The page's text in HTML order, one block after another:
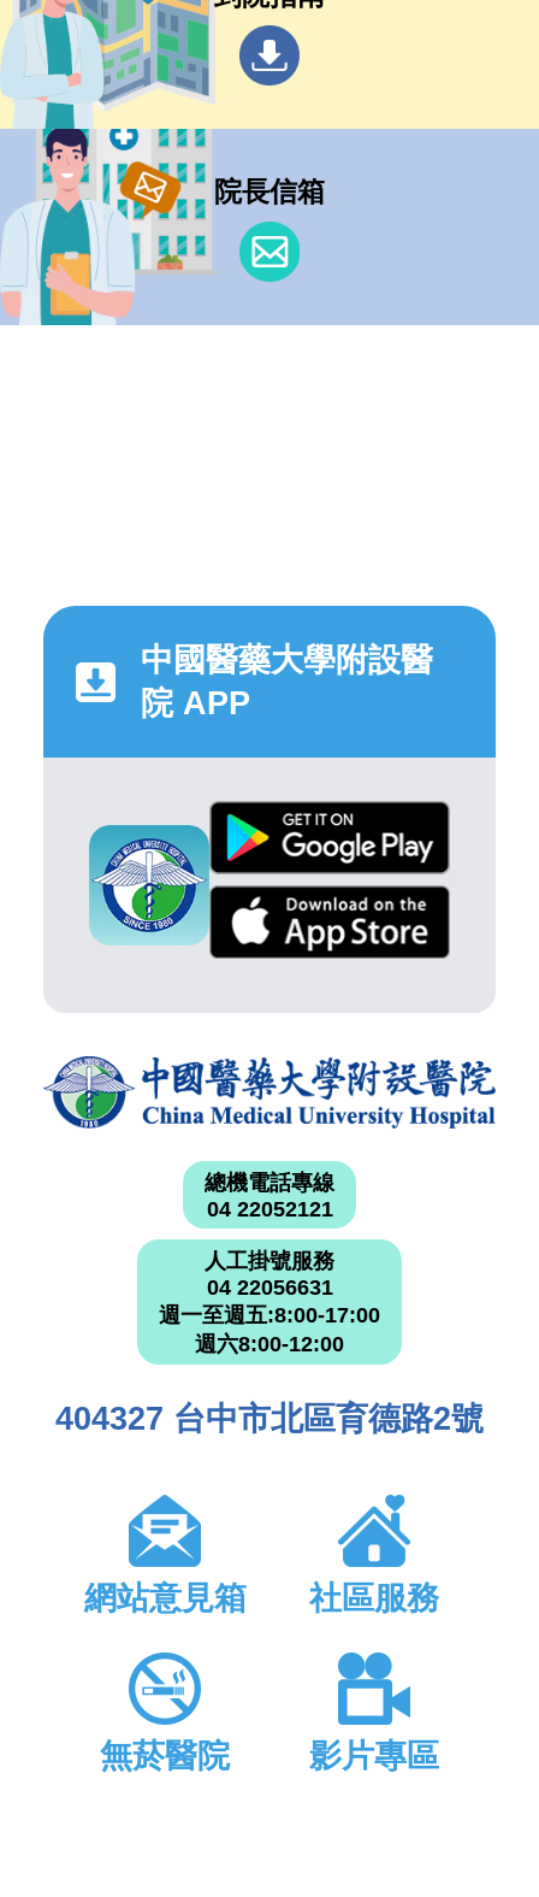
院長信箱
中國醫藥大學附設醫
院 APP
總機電話專線
04 22052121
人工掛號服務
04 22056631
週一至週五:8:00-17:00
週六8:00-12:00
404327 台中市北區育德路2號
網站意見箱 社區服務
無菸醫院 影片專區